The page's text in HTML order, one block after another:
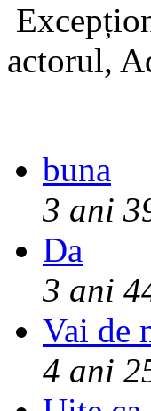
actorul,
buna
3 ani
Da
3 ani
Vai de
4 ani